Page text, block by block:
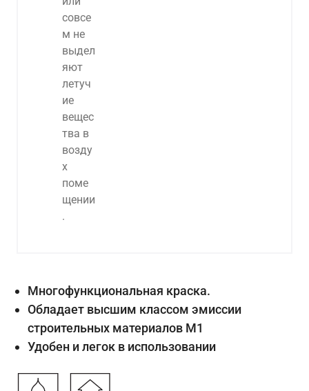
Многофункциональная краска.
Обладает высшим классом эмиссии
строительных материалов М1
Удобен и легок в использовании